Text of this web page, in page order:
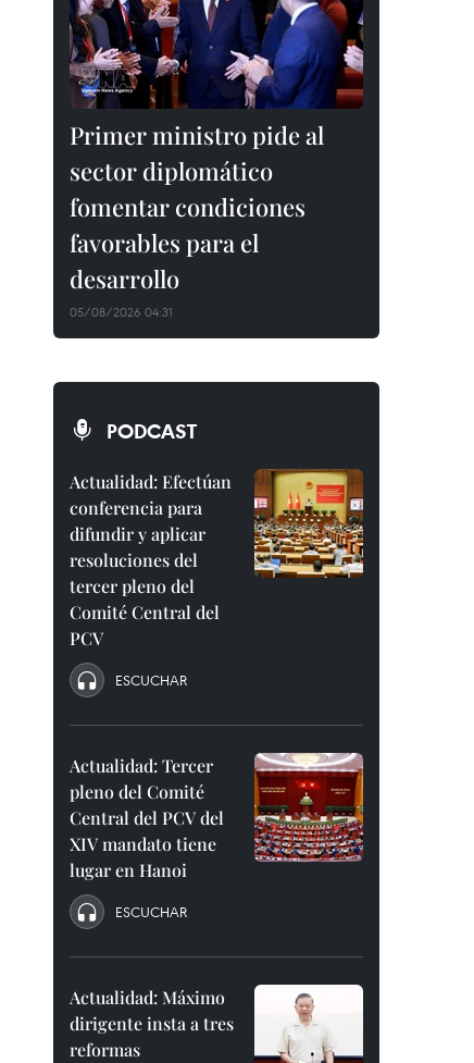
Primer ministro pide al
sector diplomático
fomentar condiciones
favorables para el
desarrollo
05/08/2026 04:31
PODCAST
Actualidad: Efectúan
conferencia para
difundir y aplicar
resoluciones del
tercer pleno del
Comité Central del
PCV
ESCUCHAR
Actualidad: Tercer
pleno del Comité
Central del PCV del
XIV mandato tiene
lugar en Hanoi
ESCUCHAR
Actualidad: Máximo
dirigente insta a tres
reformas